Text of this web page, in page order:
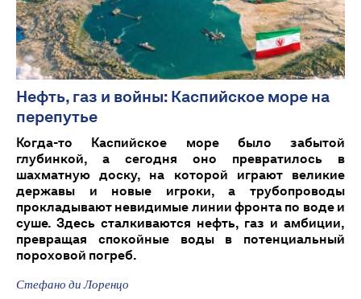
Нефть, газ и войны: Каспийское море на
перепутье
Когда-то Каспийское море было забытой
глубинкой, а сегодня оно превратилось в
шахматную доску, на которой играют великие
державы и новые игроки, а трубопроводы
прокладывают невидимые линии фронта по воде и
суше. Здесь сталкиваются нефть, газ и амбиции,
превращая спокойные воды в потенциальный
пороховой погреб.
Стефано ди Лоренцо